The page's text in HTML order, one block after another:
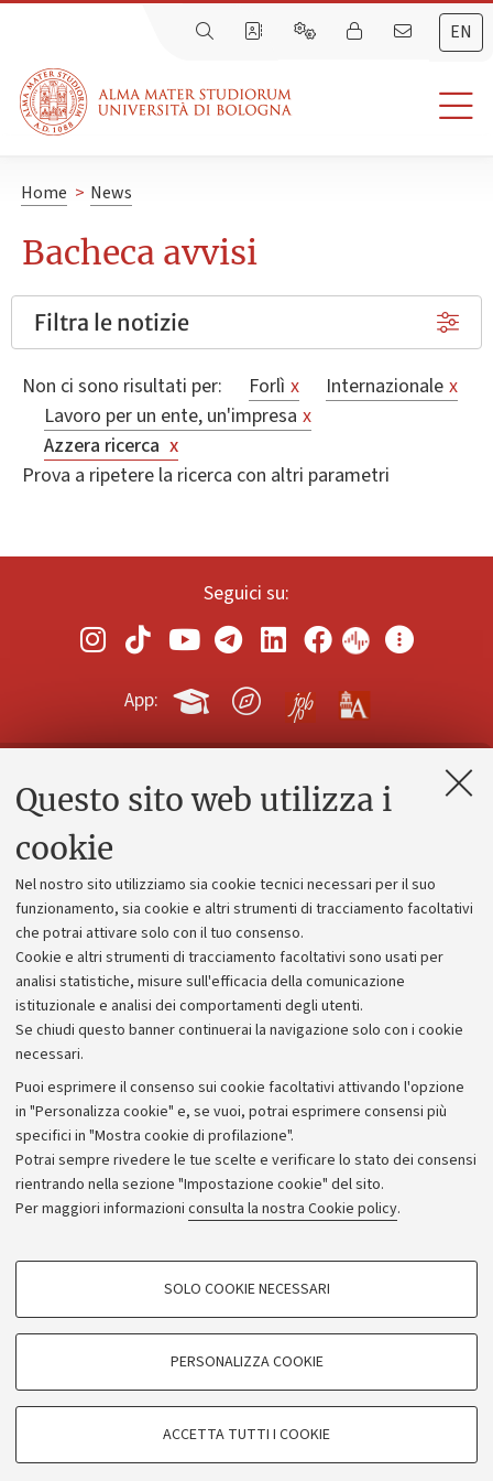
Questo sito web utilizza i
cookie
Nel nostro sito utilizziamo sia cookie tecnici necessari per il suo
funzionamento, sia cookie e altri strumenti di tracciamento facoltativi
che potrai attivare solo con il tuo consenso.
Cookie e altri strumenti di tracciamento facoltativi sono usati per
analisi statistiche, misure sull'efficacia della comunicazione
istituzionale e analisi dei comportamenti degli utenti.
Se chiudi questo banner continuerai la navigazione solo con i cookie
necessari.
Puoi esprimere il consenso sui cookie facoltativi attivando l'opzione
in "Personalizza cookie" e, se vuoi, potrai esprimere consensi più
specifici in "Mostra cookie di profilazione".
Potrai sempre rivedere le tue scelte e verificare lo stato dei consensi
rientrando nella sezione "Impostazione cookie" del sito.
Per maggiori informazioni consulta la nostra Cookie policy.
COOKIE DI PROFILAZIONE - FACOLTATIVI
COOKIE TECNICI - NECESSARI
Si tratta di cookie tecnici utilizzati, a titolo esemplificativo, per il corretto
SOLO COOKIE NECESSARI
PERSONALIZZA COOKIE
ACCETTA TUTTI I COOKIE
EN
Home > News
Bacheca avvisi
Filtra le notizie
Non ci sono risultati per: Forlì x Internazionale x
Lavoro per un ente, un'impresa x
Azzera ricerca x
Prova a ripetere la ricerca con altri parametri
Seguici su:
App:
Contatti e PEC
Alumni community
Piano strategico
Bilanci
Donazioni e 5x1000
Bandi, gare e concorsi
Albo online
Amministrazione trasparente
Atti di notifica
Informazioni sul sito e accessibilità
Dichiarazione di accessibilità
Privacy e note legali
Impostazioni Cookie
©Copyright 2026 - ALMA MATER STUDIORUM - Università di
Bologna - Via Zamboni,33 - 40126Bologna - PI:
- CF:80007010376